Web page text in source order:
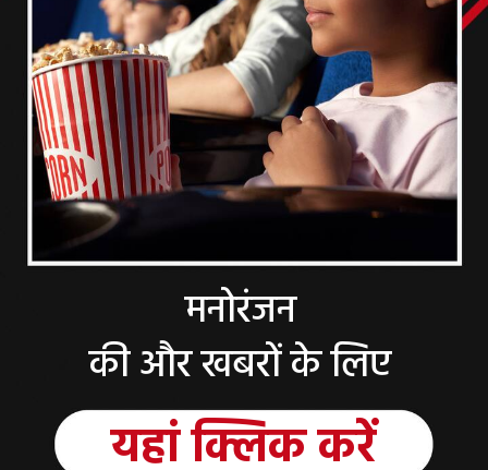
मनोरंजन
की और खबरों के लिए
यहांक्लिककरें